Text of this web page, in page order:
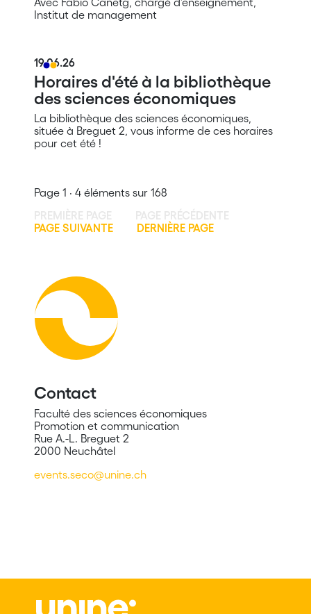
Institut de management
19.06.26
Horaires d'été à la bibliothèque
des sciences économiques
La bibliothèque des sciences économiques,
située à Breguet 2, vous informe de ces horaires
pour cet été !
Page 1 · 4 éléments sur 168
PAGE SUIVANTE
DERNIÈRE PAGE
Contact
Faculté des sciences économiques
Promotion et communication
Rue A.-L. Breguet 2
2000 Neuchâtel
events.seco@unine.ch